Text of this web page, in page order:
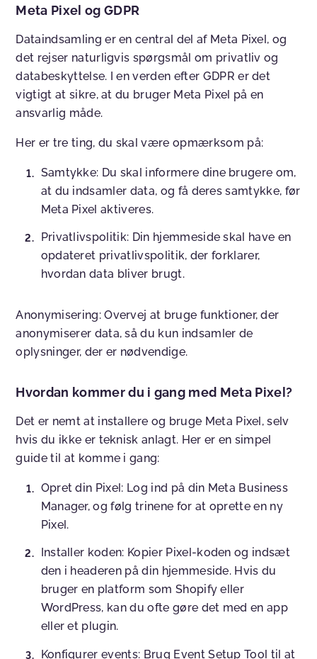
Meta Pixel og GDPR
Dataindsamling er en central del af Meta Pixel, og
det rejser naturligvis spørgsmål om privatliv og
databeskyttelse. I en verden efter GDPR er det
vigtigt at sikre, at du bruger Meta Pixel på en
ansvarlig måde.
Her er tre ting, du skal være opmærksom på:
Samtykke: Du skal informere dine brugere om,
at du indsamler data, og få deres samtykke, før
Meta Pixel aktiveres.
Privatlivspolitik: Din hjemmeside skal have en
opdateret privatlivspolitik, der forklarer,
hvordan data bliver brugt.
Anonymisering: Overvej at bruge funktioner, der
anonymiserer data, så du kun indsamler de
oplysninger, der er nødvendige.
Hvordan kommer du i gang med Meta Pixel?
Det er nemt at installere og bruge Meta Pixel, selv
hvis du ikke er teknisk anlagt. Her er en simpel
guide til at komme i gang:
Opret din Pixel: Log ind på din Meta Business
Manager, og følg trinene for at oprette en ny
Pixel.
Installer koden: Kopier Pixel-koden og indsæt
den i headeren på din hjemmeside. Hvis du
bruger en platform som Shopify eller
WordPress, kan du ofte gøre det med en app
eller et plugin.
Konfigurer events: Brug Event Setup Tool til at